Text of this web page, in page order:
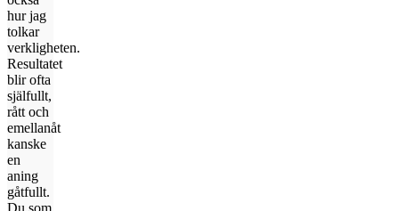
hur jag
tolkar
verkligheten.
Resultatet
blir ofta
själfullt,
rått och
emellanåt
kanske
en
aning
gåtfullt.